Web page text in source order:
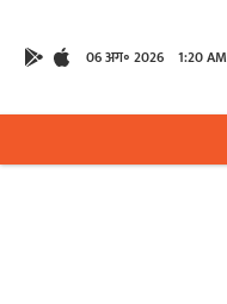
06 अग॰ 2026 1:20 AM